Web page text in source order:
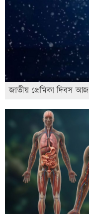
জাতীয় প্রেমিকা দিবস আজ